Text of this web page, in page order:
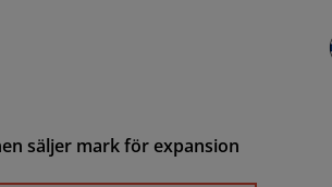
säljer mark för expansion